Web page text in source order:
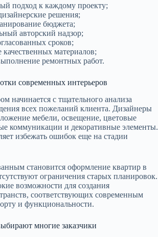
подход к каждому проекту;
решения;
бюджета;
авторский надзор;
сроков;
качественных материалов;
ремонтных работ.
современных интерьеров
начинается с тщательного анализа
всех пожеланий клиента. Дизайнеры
мебели, освещение, цветовые
коммуникации и декоративные элементы.
избежать ошибок еще на стадии
становится оформление квартир в
ограничения старых планировок.
возможности для создания
соответствующих современным
и функциональности.
многие заказчики